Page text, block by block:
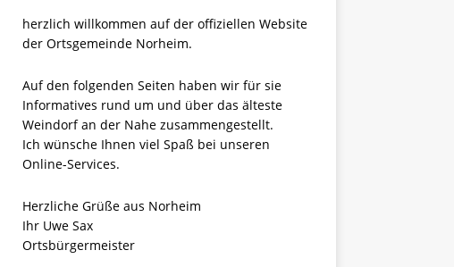
herzlich willkommen auf der offiziellen Website
der Ortsgemeinde Norheim.
Auf den folgenden Seiten haben wir für sie
Informatives rund um und über das älteste
Weindorf an der Nahe zusammengestellt.
Ich wünsche Ihnen viel Spaß bei unseren
Online-Services.
Herzliche Grüße aus Norheim
Ihr Uwe Sax
Ortsbürgermeister